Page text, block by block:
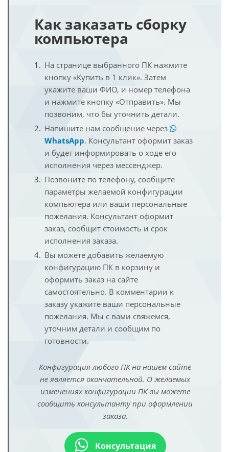
Как заказать сборку
компьютера
На странице выбранного ПК нажмите
кнопку «Купить в 1 клик». Затем
укажите ваши ФИО, и номер телефона
и нажмите кнопку «Отправить». Мы
позвоним, что бы уточнить детали.
Напишите нам сообщение через
WhatsApp. Консультант оформит заказ
и будет информировать о ходе его
исполнения через мессенджер.
Позвоните по телефону, сообщите
параметры желаемой конфигурации
компьютера или ваши персональные
пожелания. Консультант оформит
заказ, сообщит стоимость и срок
исполнения заказа.
Вы можете добавить желаемую
конфигурацию ПК в корзину и
оформить заказ на сайте
самостоятельно. В комментарии к
заказу укажите ваши персональные
пожелания. Мы с вами свяжемся,
уточним детали и сообщим по
готовности.
Конфигурация любого ПК на нашем сайте
не является окончательной. О желаемых
изменениях конфигурации ПК вы можете
сообщить консультанту при оформлении
заказа.
Консультация